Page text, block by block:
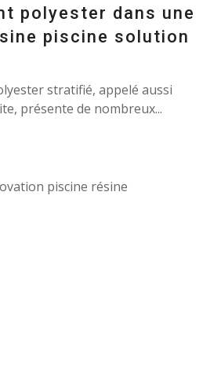
polyester dans une
piscine solution
stratifié, appelé aussi
présente de nombreux...